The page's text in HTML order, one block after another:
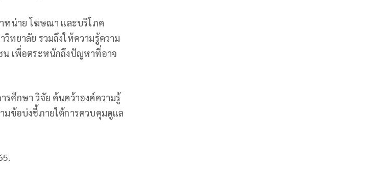
หน่าย โฆษณา และบริโภค
ทยาลัย รวมถึงให้ความรู้ความ
น เพื่อตระหนักถึงปัญหาที่อาจ
ศึกษา วิจัย ค้นคว้าองค์ความรู้
มข้อบ่งชี้ภายใต้การควบคุมดูแล